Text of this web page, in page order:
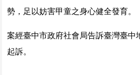
勢，足以妨害甲童之身心健全發育。
案經臺中市政府社會局告訴臺灣臺中
起訴。